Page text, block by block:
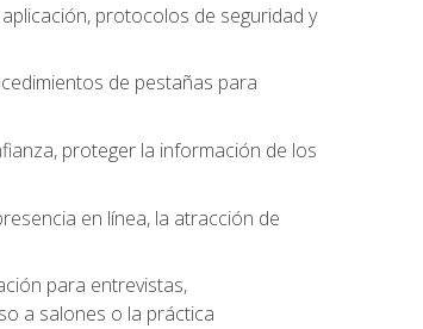
protocolos de seguridad y
de pestañas para
proteger la información de los
en línea, la atracción de
para entrevistas,
a salones o la práctica